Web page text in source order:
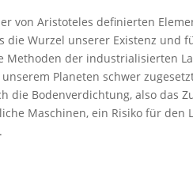
von Aristoteles definierten
die Wurzel unserer Existenz und
Methoden der industrialisierten
Planeten schwer
die Bodenverdichtung, also das
Maschinen, ein Risiko für den